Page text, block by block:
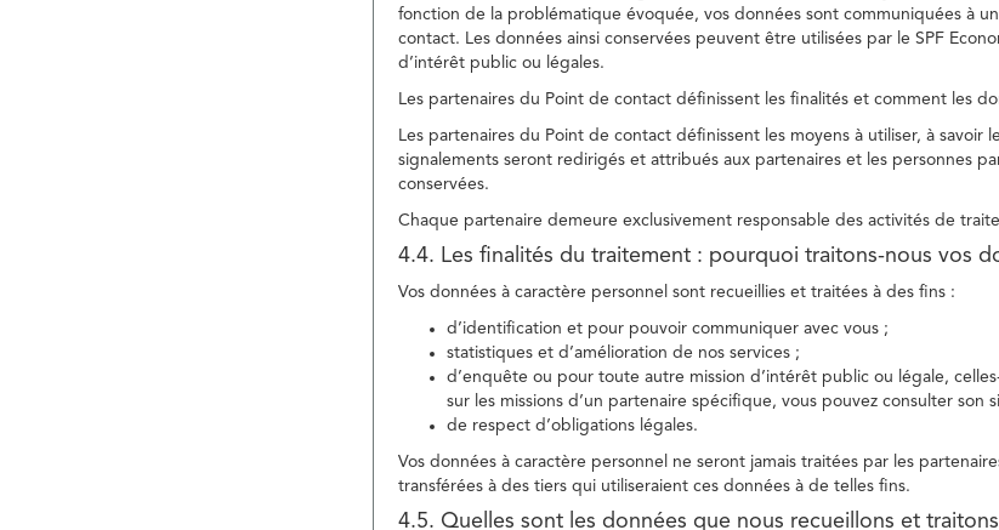
fonction de la problématique évoquée, vos données sont communiquées à
contact. Les données ainsi conservées peuvent être utilisées par le SPF
d’intérêt public ou légales.
Les partenaires du Point de contact définissent les finalités et comment les
Les partenaires du Point de contact définissent les moyens à utiliser, à
signalements seront redirigés et attribués aux partenaires et les personnes
conservées.
Chaque partenaire demeure exclusivement responsable des activités de
4.4. Les finalités du traitement : pourquoi traitons-nous vos
Vos données à caractère personnel sont recueillies et traitées à des fins :
d’identification et pour pouvoir communiquer avec vous ;
statistiques et d’amélioration de nos services ;
d’enquête ou pour toute autre mission d’intérêt public ou légale,
sur les missions d’un partenaire spécifique, vous pouvez consulter son
de respect d’obligations légales.
Vos données à caractère personnel ne seront jamais traitées par les
transférées à des tiers qui utiliseraient ces données à de telles fins.
4.5. Quelles sont les données que nous recueillons et